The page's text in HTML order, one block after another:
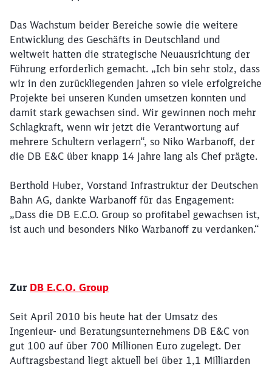
Das Wachstum beider Bereiche sowie die weitere
Entwicklung des Geschäfts in Deutschland und
weltweit hatten die strategische Neuausrichtung der
Führung erforderlich gemacht. „Ich bin sehr stolz, dass
wir in den zurückliegenden Jahren so viele erfolgreiche
Projekte bei unseren Kunden umsetzen konnten und
damit stark gewachsen sind. Wir gewinnen noch mehr
Schlagkraft, wenn wir jetzt die Verantwortung auf
mehrere Schultern verlagern“, so Niko Warbanoff, der
die DB E&C über knapp 14 Jahre lang als Chef prägte.
Berthold Huber, Vorstand Infrastruktur der Deutschen
Bahn AG, dankte Warbanoff für das Engagement:
„Dass die DB E.C.O. Group so profitabel gewachsen ist,
ist auch und besonders Niko Warbanoff zu verdanken.“
Zur DB E.C.O. Group
Seit April 2010 bis heute hat der Umsatz des
Ingenieur- und Beratungsunternehmens DB E&C von
gut 100 auf über 700 Millionen Euro zugelegt. Der
Auftragsbestand liegt aktuell bei über 1,1 Milliarden
Möchten Sie zu
Abbrechen Weiter